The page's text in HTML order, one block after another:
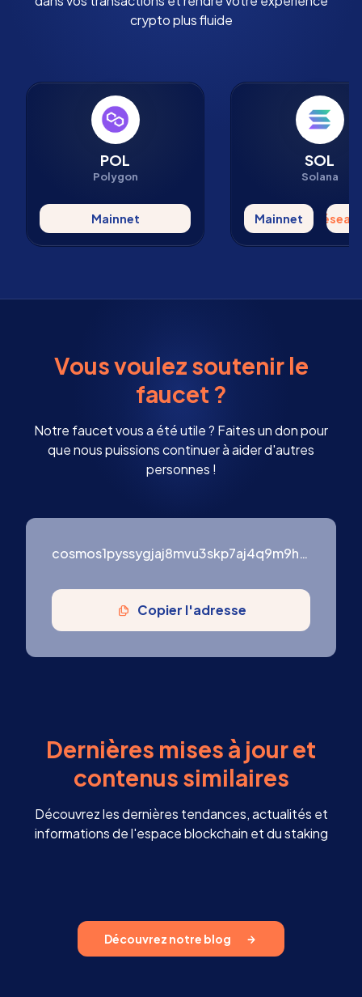
crypto plus fluide
POL
Polygon
Mainnet
SOL
Solana
Mainnet
Vous voulez soutenir le
faucet ?
Notre faucet vous a été utile ? Faites un don pour
que nous puissions continuer à aider d'autres
personnes !
cosmos1pyssygjaj8mvu3skp7aj4q9m9hj87cnkggyf7c
Copier l'adresse
Dernières mises à jour et
contenus similaires
Découvrez les dernières tendances, actualités et
informations de l'espace blockchain et du staking
Découvrez notre blog